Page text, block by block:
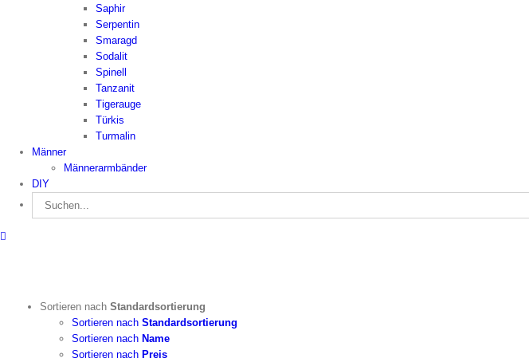
Saphir
Serpentin
Smaragd
Sodalit
Spinell
Tanzanit
Tigerauge
Türkis
Turmalin
Männer
Männerarmbänder
DIY
Suche
nach:
Sortieren nach Standardsortierung
Sortieren nach Standardsortierung
Sortieren nach Name
Sortieren nach Preis